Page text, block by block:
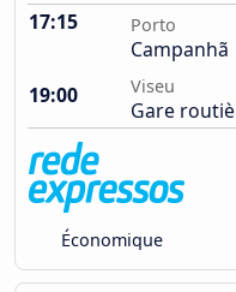
17:15 Porto
Campanhã
19:00
Viseu
Gare
Économique